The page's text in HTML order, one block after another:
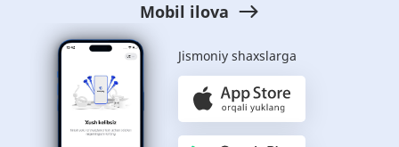
Mobil ilova
Jismoniy shaxslarga